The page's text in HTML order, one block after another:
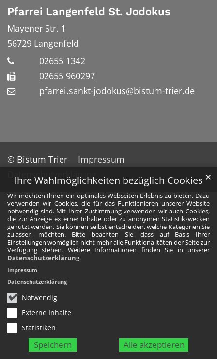
Ihre Wahlmöglichkeiten bezüglich Cookies
Wir möchten Ihnen ein optimales Webseiten-Erlebnis zu bieten. Dazu
verwenden wir Cookies, die für das Funktionieren unserer Website
notwendig sind. Mit Ihrer Zustimmung verwenden wir auch Cookies,
die zur Anzeige externer Inhalte oder zu anonymen Statistikzwecken
genutzt werden. Sie können selbst entscheiden, welche Kategorien Sie
zulassen möchten. Bitte beachten Sie, dass auf Basis Ihrer
Einstellungen womöglich nicht mehr alle Funktionalitäten der Seite zur
Verfügung stehen. Weitere Informationen finden Sie in unserer
Datenschutzerklärung.
Notwendig
Externe Inhalte
Statistiken
Speichern Alle akzeptieren
✕
Impressum
Datenschutzerklärung
Pfarrei Langenfeld St. Jodokus
Mayener Str. 1
56729 Langenfeld
02655 1342
02655 960297
pfarrei.sankt-jodokus@bistum-trier.de
© Bistum Trier
Impressum
Datenschutzerklärung